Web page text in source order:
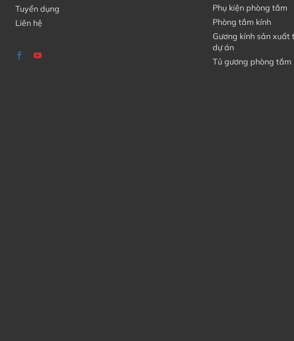
Tuyển dụng
Liên hệ
Phụ kiện phòng tắm
Phòng tắm kính
Gương kính sản xuất
dự án
Tủ gương phòng tắm